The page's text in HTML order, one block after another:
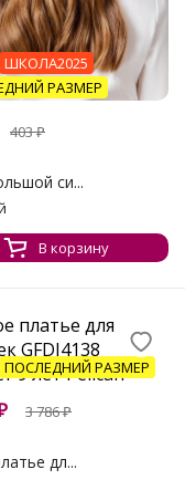
ШКОЛА2025
РАЗМЕР
403₽
си...
В корзину
ПОСЛЕДНИЙ РАЗМЕР
3 786₽
дл...